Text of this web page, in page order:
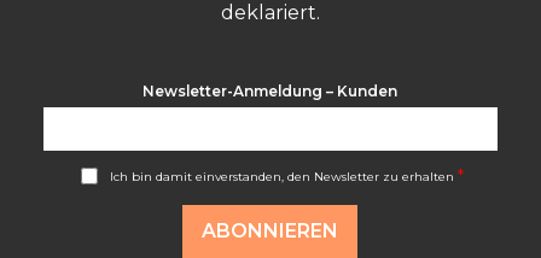
deklariert.
Newsletter-Anmeldung – Kunden
Ich bin damit einverstanden, den Newsletter zu erhalten *
ABONNIEREN